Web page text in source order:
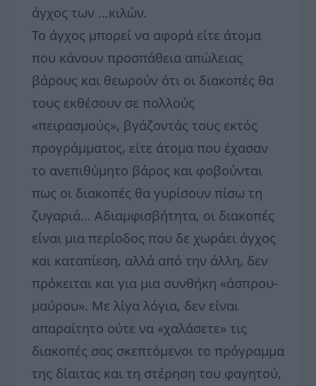
άγχος των …κιλών.
Το άγχος μπορεί να αφορά είτε άτομα
που κάνουν προσπάθεια απώλειας
βάρους και θεωρούν ότι οι διακοπές θα
τους εκθέσουν σε πολλούς
«πειρασμούς», βγάζοντάς τους εκτός
προγράμματος, είτε άτομα που έχασαν
το ανεπιθύμητο βάρος και φοβούνται
πως οι διακοπές θα γυρίσουν πίσω τη
ζυγαριά… Αδιαμφισβήτητα, οι διακοπές
είναι μια περίοδος που δε χωράει άγχος
και καταπίεση, αλλά από την άλλη, δεν
πρόκειται και για μια συνθήκη «άσπρου-
μαύρου». Με λίγα λόγια, δεν είναι
απαραίτητο ούτε να «χαλάσετε» τις
διακοπές σας σκεπτόμενοι το πρόγραμμα
της δίαιτας και τη στέρηση του φαγητού,